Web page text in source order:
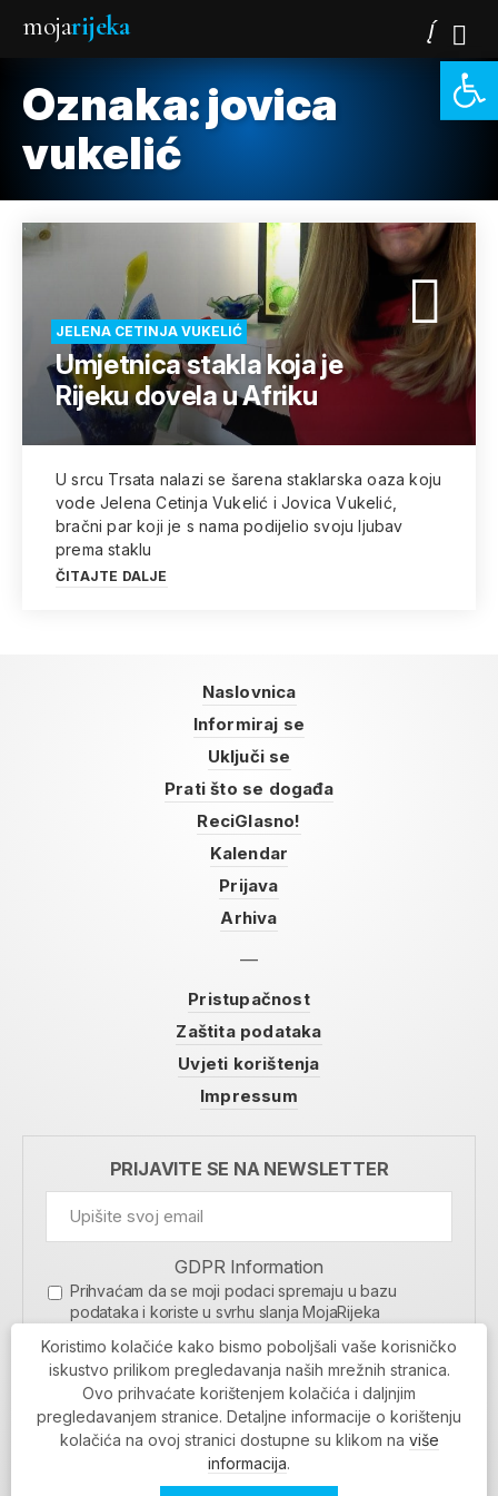
mojarijeka
Oznaka:jovica
vukelić
JELENA CETINJA VUKELIĆ
Umjetnica stakla koja je
Rijeku dovela u Afriku
U srcu Trsata nalazi se šarena staklarska oaza koju
vode Jelena Cetinja Vukelić i Jovica Vukelić,
bračni par koji je s nama podijelio svoju ljubav
prema staklu
ČITAJTE DALJE
Naslovnica
Informiraj se
Uključi se
Prati što se događa
ReciGlasno!
Kalendar
Prijava
Arhiva
Pristupačnost
Zaštita podataka
Uvjeti korištenja
Impressum
PRIJAVITE SE NA NEWSLETTER
GDPR Information
Prihvaćam da se moji podaci spremaju u bazu
podataka i koriste u svrhu slanja MojaRijeka
MOJARIJEKA NEWSLETTER
PRIJAVI SE
Koristimo kolačiće kako bismo poboljšali vaše korisničko
iskustvo prilikom pregledavanja naših mrežnih stranica.
Ovo prihvaćate korištenjem kolačića i daljnjim
pregledavanjem stranice. Detaljne informacije o korištenju
kolačića na ovoj stranici dostupne su klikom na više
informacija.